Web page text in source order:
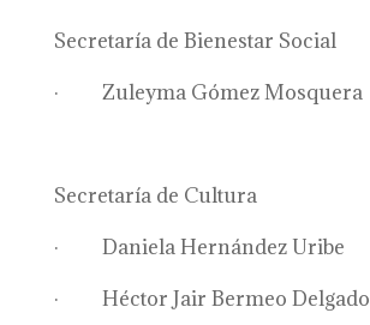
Secretaría de Bienestar Social
· Zuleyma Gómez Mosquera
Secretaría de Cultura
· Daniela Hernández Uribe
· Héctor Jair Bermeo Delgado